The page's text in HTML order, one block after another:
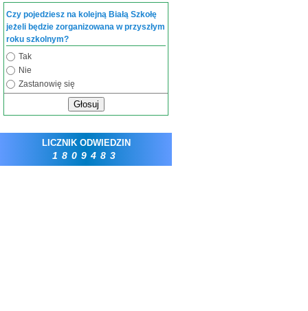
Czy pojedziesz na kolejną Białą Szkołę
jeżeli będzie zorganizowana w przyszłym
roku szkolnym?
Tak
Nie
Zastanowię się
Głosuj
LICZNIK ODWIEDZIN
1809483